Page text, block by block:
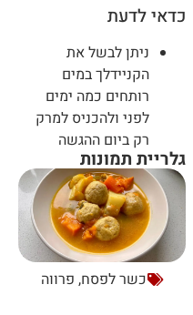
כדאי לדעת
ניתן לבשל את
הקניידלך במים
רותחים כמה ימים
לפני ולהכניס למרק
רק ביום ההגשה
גלריית תמונות
כשר לפסח, פרווה